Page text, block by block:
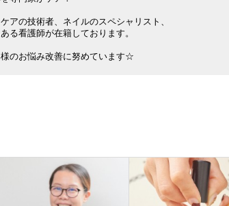
アの技術者、ネイルのスペシャリスト、
る看護師が在籍しております。
のお悩み改善に努めています☆